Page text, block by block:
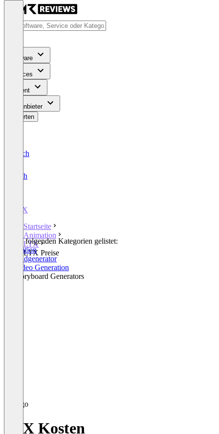
Software
Services
Content
Für Anbieter
Bewerten
Deutsch
English
LTX
Startseite
Animation
LTX
LTX Preise
In den folgenden Kategorien gelistet:
Animation
KI-Bildgenerator
AI Video Generation
AI Storyboard Generators
LTX Kosten